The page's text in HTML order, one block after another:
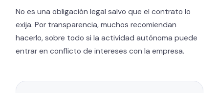
No es una obligación legal salvo que el contrato lo
exija. Por transparencia, muchos recomiendan
hacerlo, sobre todo si la actividad autónoma puede
entrar en conflicto de intereses con la empresa.